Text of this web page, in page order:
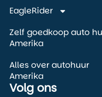
EagleRider
Zelf goedkoop auto
Amerika
Alles over autohuur
Amerika
Volg ons